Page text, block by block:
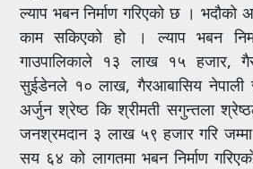
ल्याप भबन निर्माण गरिएको छ । भदौको
काम सकिएको हो । ल्याप भबन
गाउपालिकाले १३ लाख १५ हजार,
सुईडेनले १० लाख, गैरआबासिय नेपाली
अर्जुन श्रेष्ठ कि श्रीमती सगुन्तला
जनश्रमदान ३ लाख ५९ हजार गरि
सय ६४ को लागतमा भबन निर्माण